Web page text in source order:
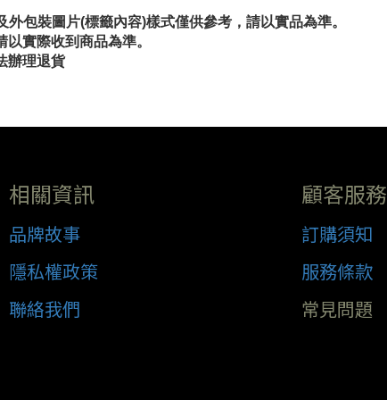
包裝圖片(標籤內容)樣式僅供參考，請以實品為準。
實際收到商品為準。
辦理退貨
相關資訊
品牌故事
隱私權政策
聯絡我們
顧客服務
訂購須知
服務條款
常見問題